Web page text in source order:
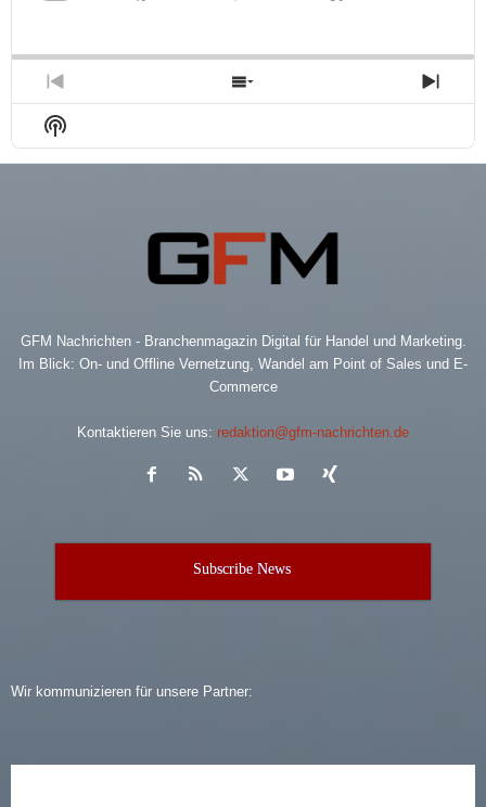
Previous
Episode
Show
Episodes
Next
Show
Podcast
Information
GFM Nachrichten - Branchenmagazin Digital für Handel und Marketing.
Im Blick: On- und Offline Vernetzung, Wandel am Point of Sales und E-
Commerce
Kontaktieren Sie uns: redaktion@gfm-nachrichten.de
Subscribe News
Wir kommunizieren für unsere Partner: